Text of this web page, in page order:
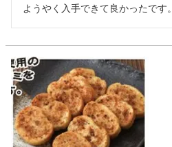
ようやく入手できて良かったです。